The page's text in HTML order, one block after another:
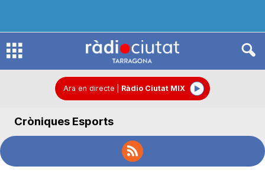
R
d
Ara en directe Ràdio Ciutat MIX
Cròniques Esports